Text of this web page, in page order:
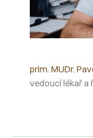
prim. MUDr.
vedoucí lékař a